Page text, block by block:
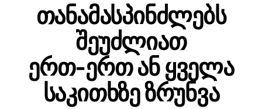
თანამასპინძლებს
შეუძლიათ
ერთ‑ერთ ან ყველა
საკითხზე ზრუნვა